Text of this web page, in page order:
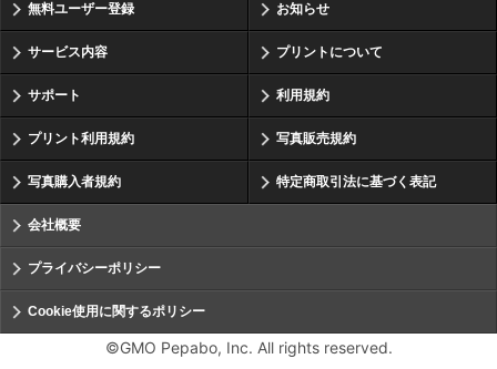
無料ユーザー登録 お知らせ
サービス内容 プリントについて
サポート 利用規約
プリント利用規約 写真販売規約
写真購入者規約 特定商取引法に基づく表記
会社概要
プライバシーポリシー
Cookie使用に関するポリシー
©GMO Pepabo, Inc. All rights reserved.